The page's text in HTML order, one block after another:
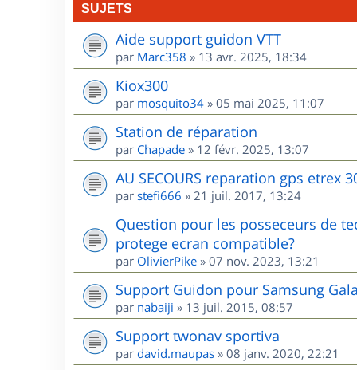
SUJETS
Aide support guidon VTT
par Marc358 » 13 avr. 2025, 18:34
Kiox300
par mosquito34 » 05 mai 2025, 11:07
Station de réparation
par Chapade » 12 févr. 2025, 13:07
AU SECOURS reparation gps etrex
par stefi666 » 21 juil. 2017, 13:24
Question pour les posseceurs de
protege ecran compatible?
par OlivierPike » 07 nov. 2023, 13:21
Support Guidon pour Samsung
par nabaiji » 13 juil. 2015, 08:57
Support twonav sportiva
par david.maupas » 08 janv. 2020, 22:21